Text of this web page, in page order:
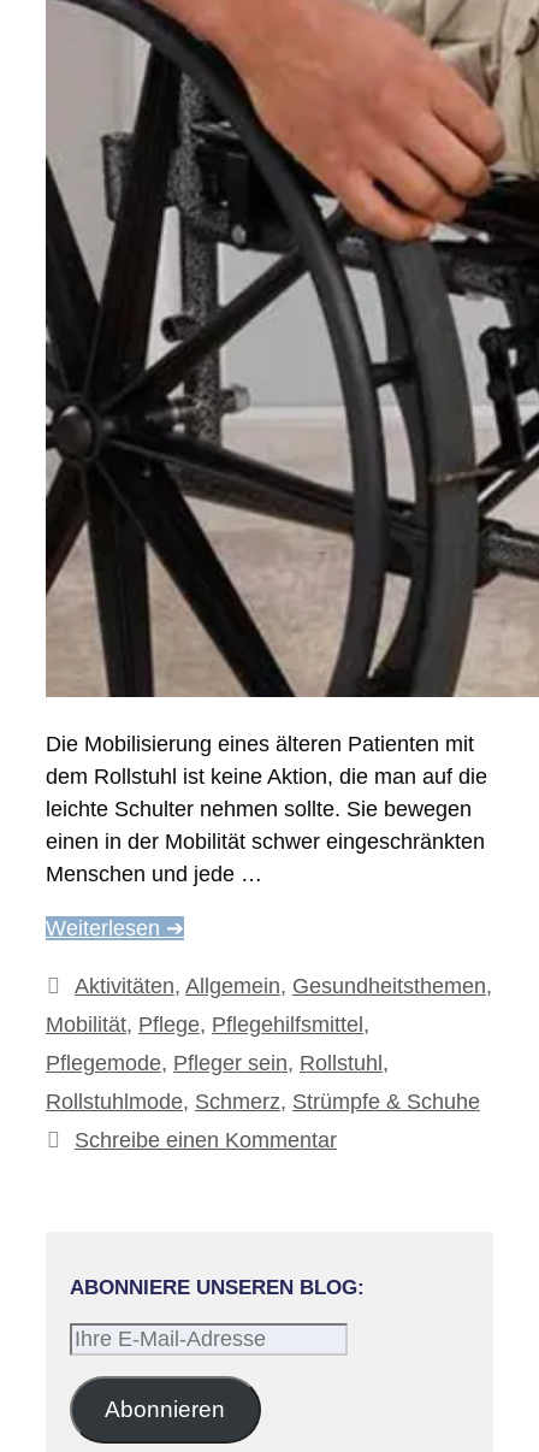
Die Mobilisierung eines älteren Patienten mit
dem Rollstuhl ist keine Aktion, die man auf die
leichte Schulter nehmen sollte. Sie bewegen
einen in der Mobilität schwer eingeschränkten
Menschen und jede …
Weiterlesen ➔
Kategorien
Aktivitäten, Allgemein, Gesundheitsthemen,
Mobilität, Pflege, Pflegehilfsmittel ,
Pflegemode, Pfleger sein, Rollstuhl ,
Rollstuhlmode, Schmerz, Strümpfe & Schuhe
Schreibe einen Kommentar
ABONNIERE UNSEREN BLOG:
Ihre
Mail-
Adresse
Abonnieren